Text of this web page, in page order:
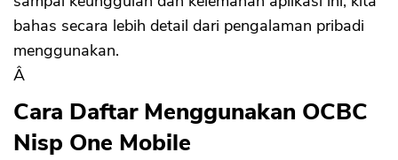
bahas secara lebih detail dari pengalaman pribadi
menggunakan.
Â
Cara Daftar Menggunakan OCBC
Nisp One Mobile